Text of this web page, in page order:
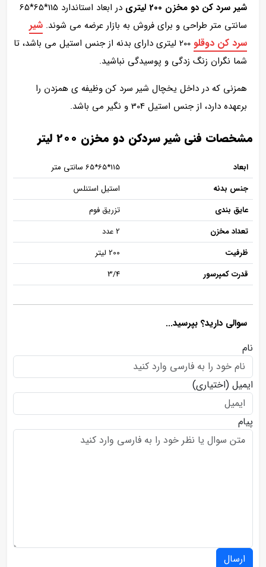
شیر سرد کن دو مخزن 200 لیتری
در ابعاد استاندارد 115*65*65
سانتی متر طراحی و برای فروش به بازار عرضه می شوند. شیر
سرد کن دوقلو
200 لیتری دارای بدنه از جنس استیل می باشد، تا
شما نگران زنگ زدگی و پوسیدگی نباشید.
همزنی که در داخل یخچال شیر سرد کن وظیفه ی همزدن را
برعهده دارد، از جنس استیل 304 و نگیر می باشد.
مشخصات فنی شیر سردکن دو مخزن 200 لیتر
ابعاد
115*65*65 سانتی متر
جنس بدنه
استیل استنلس
عایق بندی
تزریق فوم
تعداد مخزن
2 عدد
ظرفیت
200 لیتر
قدرت کمپرسور
3/4
سوالی دارید؟ بپرسید...
نام
ایمیل (اختیاری)
پیام
ارسال